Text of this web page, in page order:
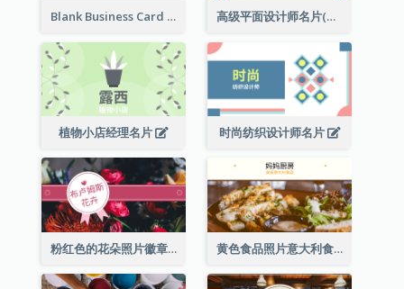
Blank Business Card 高级平面设计师名片(附工作室地址)
植物小店经理名片 时尚纺织设计师名片
粉红色的花朵照片徽章花店名片 黄色食品照片意大利食品名片